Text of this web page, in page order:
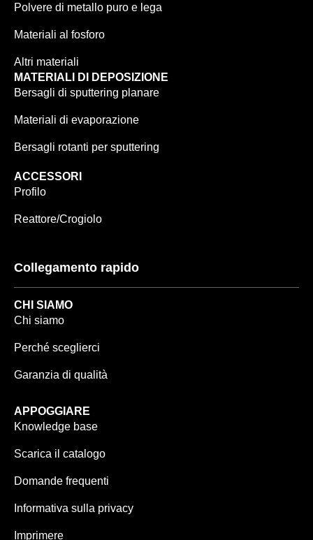
Polvere di metallo puro e lega
Materiali al fosforo
Altri materiali
MATERIALI DI DEPOSIZIONE
Bersagli di sputtering planare
Materiali di evaporazione
Bersagli rotanti per sputtering
ACCESSORI
Profilo
Reattore/Crogiolo
Collegamento rapido
CHI SIAMO
Chi siamo
Perché sceglierci
Garanzia di qualità
APPOGGIARE
Knowledge base
Scarica il catalogo
Domande frequenti
Informativa sulla privacy
Imprimere